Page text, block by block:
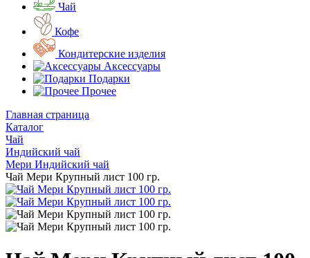
Чай
Кофе
Кондитерские изделия
Аксессуары
Подарки
Прочее
Главная страница
Каталог
Чай
Индийский чай
Мери Индийский чай
Чай Мери Крупный лист 100 гр.